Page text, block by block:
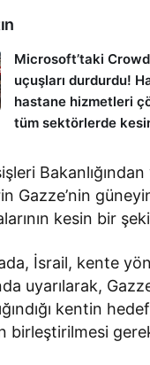
Microsoft’taki
uçuşları durdurdu!
hastane hizmetleri
tüm sektörlerde
Gazze’nin
kesin bir
İsrail, kente
uyarılarak,
kentin
birleştirilmesi